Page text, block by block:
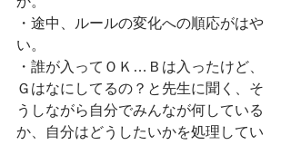
・途中、ルールの変化への順応がはや
い。
・誰が入ってＯＫ…Ｂは入ったけど、
Ｇはなにしてるの？と先生に聞く、そ
うしながら自分でみんなが何している
か、自分はどうしたいかを処理してい